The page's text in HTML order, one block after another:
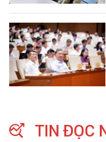
TIN ĐỌC